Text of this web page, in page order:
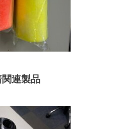
連製品